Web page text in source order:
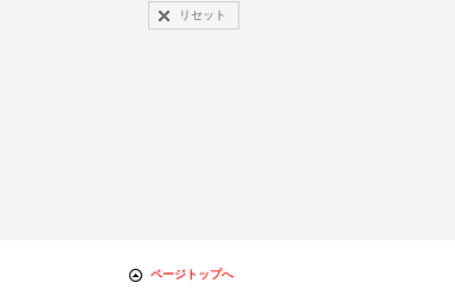
リセット
ページトップへ